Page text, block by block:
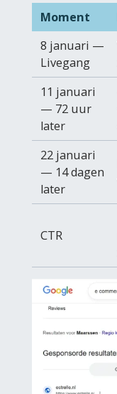
Moment
8 januari —
Livegang
11 januari
— 72 uur
later
22 januari
— 14 dagen
later
CTR